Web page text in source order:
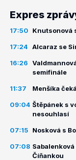
Expres
17:50 Knutsonová
17:24 Alcaraz se
16:26
semifinále
11:37 Menšíka
09:04 Štěpánek s
nesouhlasí
07:15 Nosková s
07:08
Číňankou